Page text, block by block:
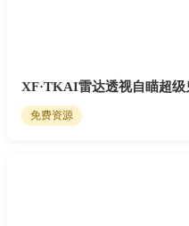
XF·TKAI雷达透视自瞄超
免费资源